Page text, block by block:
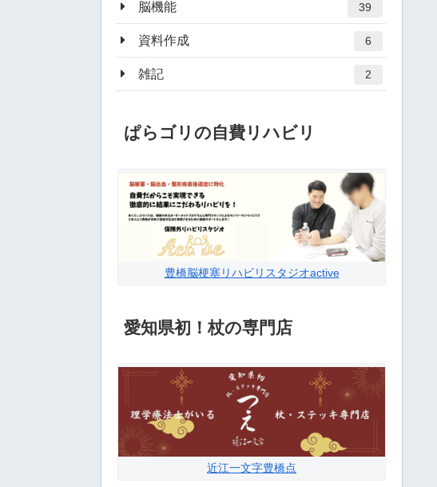
脳機能 39
資料作成 6
雑記 2
ぱらゴリの自費リハビリ
豊橋脳梗塞リハビリスタジオactive
愛知県初！杖の専門店
近江一文字豊橋点